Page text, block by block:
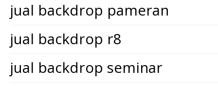
jual backdrop pameran
jual backdrop r8
jual backdrop seminar